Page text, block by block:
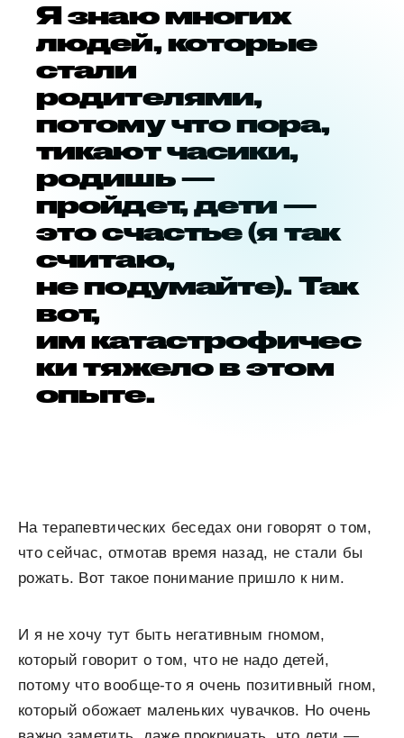
Я знаю многих
людей, которые
стали
родителями,
потому что пора,
тикают часики,
родишь —
пройдет, дети —
это счастье (я так
считаю,
не подумайте). Так
вот,
им катастрофичес
ки тяжело в этом
опыте.
На терапевтических беседах они говорят о том,
что сейчас, отмотав время назад, не стали бы
рожать. Вот такое понимание пришло к ним.
И я не хочу тут быть негативным гномом,
который говорит о том, что не надо детей,
потому что вообще-то я очень позитивный гном,
который обожает маленьких чувачков. Но очень